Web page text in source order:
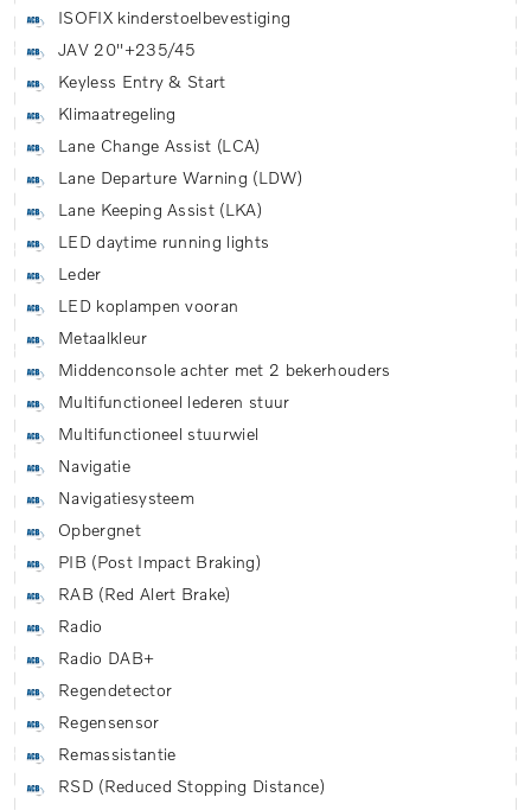
ISOFIX kinderstoelbevestiging
JAV 20''+235/45
Keyless Entry & Start
Klimaatregeling
Lane Change Assist (LCA)
Lane Departure Warning (LDW)
Lane Keeping Assist (LKA)
LED daytime running lights
Leder
LED koplampen vooran
Metaalkleur
Middenconsole achter met 2 bekerhouders
Multifunctioneel lederen stuur
Multifunctioneel stuurwiel
Navigatie
Navigatiesysteem
Opbergnet
PIB (Post Impact Braking)
RAB (Red Alert Brake)
Radio
Radio DAB+
Regendetector
Regensensor
Remassistantie
RSD (Reduced Stopping Distance)